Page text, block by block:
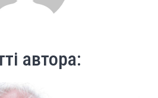
автора: